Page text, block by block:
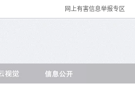
网上有害信息举报专区